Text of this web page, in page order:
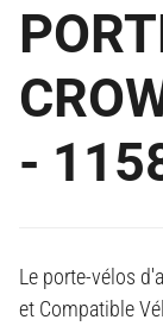
-
Le porte-vélos
et Compatible